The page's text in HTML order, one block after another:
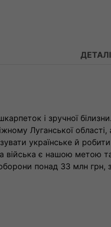
ДЕТАЛІ
і зручної
Луганської області,
українське й
війська є нашою метою
понад 33 млн грн,